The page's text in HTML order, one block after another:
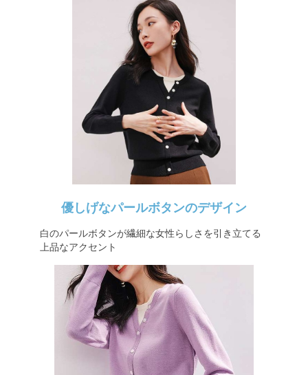
優しげなパールボタンのデザイン
白のパールボタンが繊細な女性らしさを引き立てる
上品なアクセント